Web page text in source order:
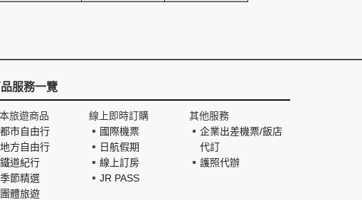
服務一覽
旅遊商品
都市自由行
地方自由行
鐵道紀行
季節精選
團體旅遊
線上即時訂購
國際機票
日航假期
線上訂房
JR PASS
其他服務
企業出差機票/飯店
代訂
護照代辦